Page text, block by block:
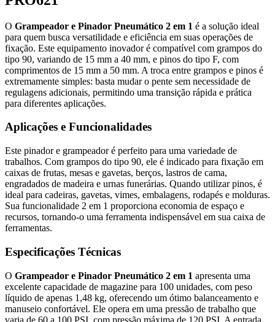
O Grampeador e Pinador Pneumático 2 em 1 é a solução ideal
para quem busca versatilidade e eficiência em suas operações de
fixação. Este equipamento inovador é compatível com grampos do
tipo 90, variando de 15 mm a 40 mm, e pinos do tipo F, com
comprimentos de 15 mm a 50 mm. A troca entre grampos e pinos é
extremamente simples: basta mudar o pente sem necessidade de
regulagens adicionais, permitindo uma transição rápida e prática
para diferentes aplicações.
Aplicações e Funcionalidades
Este pinador e grampeador é perfeito para uma variedade de
trabalhos. Com grampos do tipo 90, ele é indicado para fixação em
caixas de frutas, mesas e gavetas, berços, lastros de cama,
engradados de madeira e urnas funerárias. Quando utilizar pinos, é
ideal para cadeiras, gavetas, vimes, embalagens, rodapés e molduras.
Sua funcionalidade 2 em 1 proporciona economia de espaço e
recursos, tornando-o uma ferramenta indispensável em sua caixa de
ferramentas.
Especificações Técnicas
O Grampeador e Pinador Pneumático 2 em 1 apresenta uma
excelente capacidade de magazine para 100 unidades, com peso
líquido de apenas 1,48 kg, oferecendo um ótimo balanceamento e
manuseio confortável. Ele opera em uma pressão de trabalho que
varia de 60 a 100 PSI, com pressão máxima de 120 PSI. A entrada